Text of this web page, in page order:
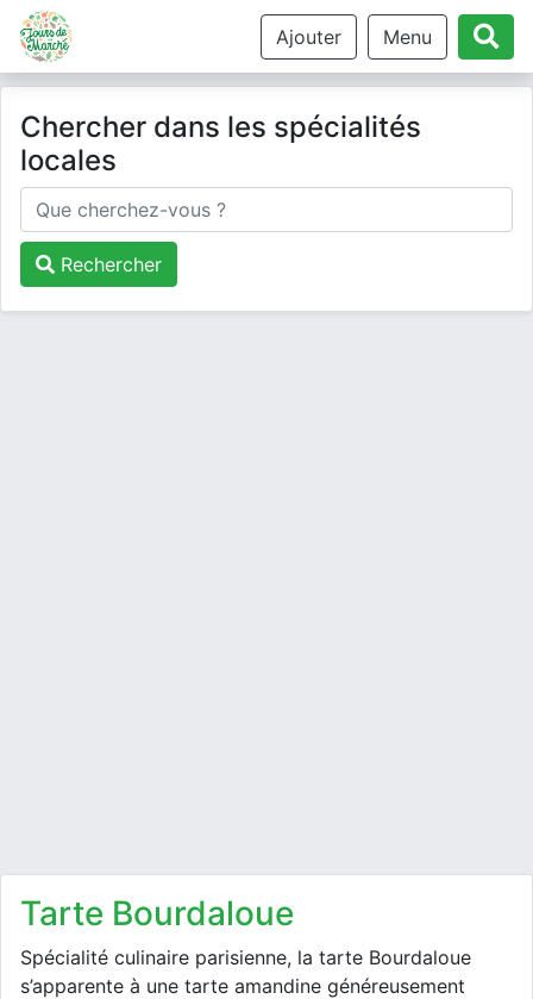
Ajouter Menu
Chercher dans les spécialités
locales
Rechercher
tarte Bourdaloue
Spécialité culinaire parisienne, la tarte Bourdaloue
s’apparente à une tarte amandine généreusement